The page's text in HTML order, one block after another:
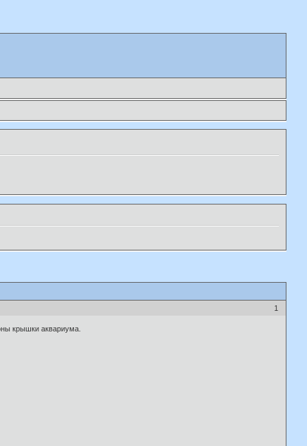
1
крышки аквариума.